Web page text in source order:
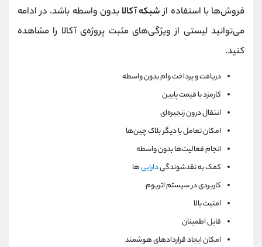
فروش‌ها با استفاده ازشبکه‌ آکالا بدون واسطه باشد. در ادامه
می‌توانید لیستی از ویژگی‌های مثبت پروژه‌ی آکالا را مشاهده
کنید.
دریافت و پرداخت وام بدون واسطه
کارمزد با قیمت پایین
انتقال درون زنجیره‌ای
امکان تعامل با دیگر بلاک چین‌ها
انجام فعالیت‌ها بدون واسطه
کمک به نقدشوندگیدارایی‌ها
کاربردی در سیستم اتریوم
امنیت بالا
قابل اطمینان
امکان ایجاد قراردادهای هوشمند